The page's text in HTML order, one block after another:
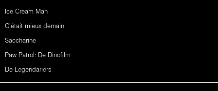
Ice Cream Man
C'était mieux demain
Saccharine
Paw Patrol: De Dinofilm
De Legendariërs